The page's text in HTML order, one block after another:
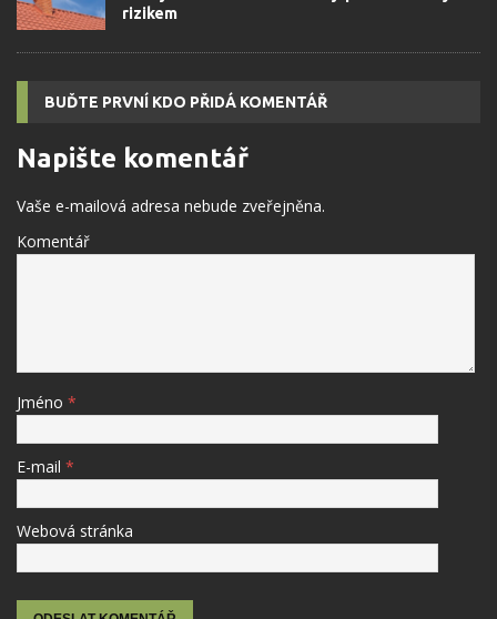
rizikem
BUĎTE PRVNÍ KDO PŘIDÁ KOMENTÁŘ
Napište komentář
Vaše e-mailová adresa nebude zveřejněna.
Komentář
Jméno *
E-mail *
Webová stránka